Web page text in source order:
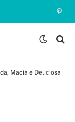
Macia e Deliciosa